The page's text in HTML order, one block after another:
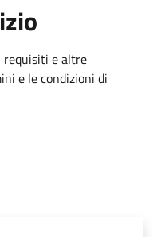
requisiti e altre
e le condizioni di